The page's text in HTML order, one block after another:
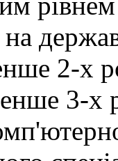
2-х
3-х